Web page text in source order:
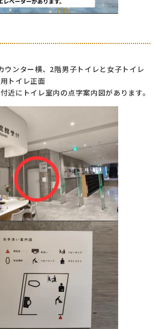
ウンター横、2階男子トイレと女子トイレ
トイレ正面
近にトイレ室内の点字案内図があります。